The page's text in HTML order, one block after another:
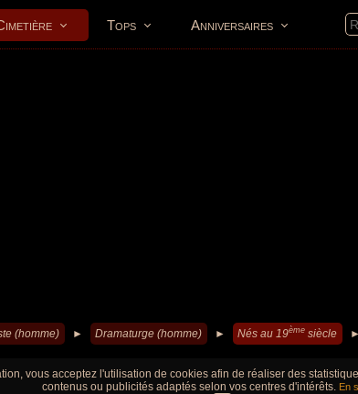
Tops Anniversaires
(homme) ► Dramaturge (homme) ► Nés au 19ème siècle ►
vous acceptez l'utilisation de cookies afin de réaliser des
contenus ou publicités adaptés selon vos centres d'intérêts. En